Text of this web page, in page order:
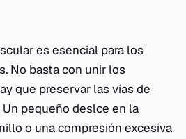
es esencial para los
No basta con unir los
que preservar las vías de
pequeño deslce en la
o una compresión excesiva